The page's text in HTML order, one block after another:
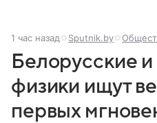
1 час назад Sputnik.by
Белорусские
физики ищут
первых